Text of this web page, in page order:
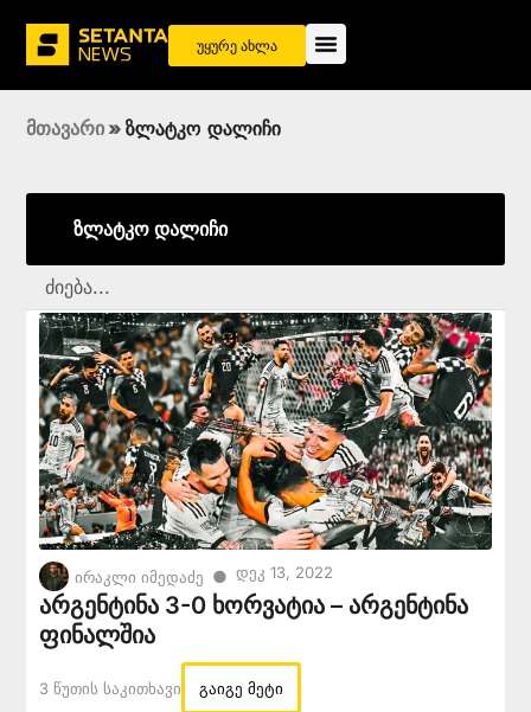
უყურე ახლა
მთავარი » ზლატკო დალიჩი
ზლატკო დალიჩი
ირაკლი იმედაძე ● Დეკ 13, 2022
არგენტინა 3-0 ხორვატია – არგენტინა
ფინალშია
3 Წუთის Საკითხავი გაიგე მეტი